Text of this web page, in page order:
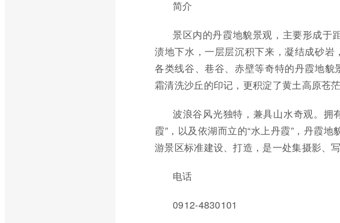
简介
景区内的丹霞地貌景观，主要形成于
渍地下水，一层层沉积下来，凝结成砂
各类线谷、巷谷、赤壁等奇特的丹霞地
霜清洗沙丘的印记，更积淀了黄土高原苍
波浪谷风光独特，兼具山水奇观。拥
霞”，以及依湖而立的“水上丹霞”，丹霞
游景区标准建设、打造，是一处集摄影、
电话
0912-4830101